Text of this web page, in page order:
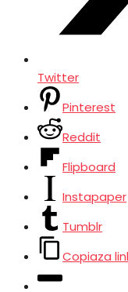
Twitter
Pinterest
Reddit
Flipboard
Instapaper
Tumblr
Copiaza